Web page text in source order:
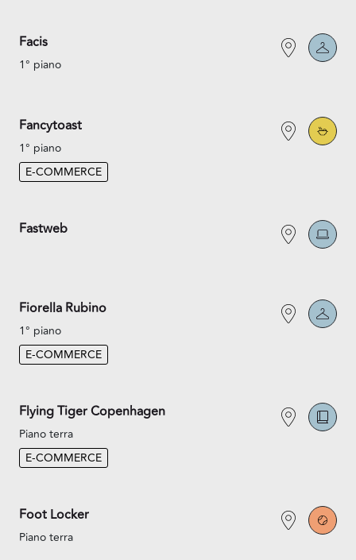
Facis
1° piano
Fancytoast
1° piano
E-COMMERCE
Fastweb
Fiorella Rubino
1° piano
E-COMMERCE
Flying Tiger Copenhagen
Piano terra
E-COMMERCE
Foot Locker
Piano terra